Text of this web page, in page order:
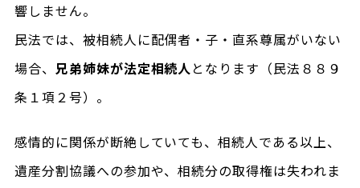
響しません。
民法では、被相続人に配偶者・子・直系尊属がいない
場合、 兄弟姉妹が法定相続人となります（民法８８９
条１項２号）。
感情的に関係が断絶していても、相続人である以上、
遺産分割協議への参加や、相続分の取得権は失われま